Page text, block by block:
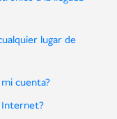
lugar de
cuenta?
Internet?